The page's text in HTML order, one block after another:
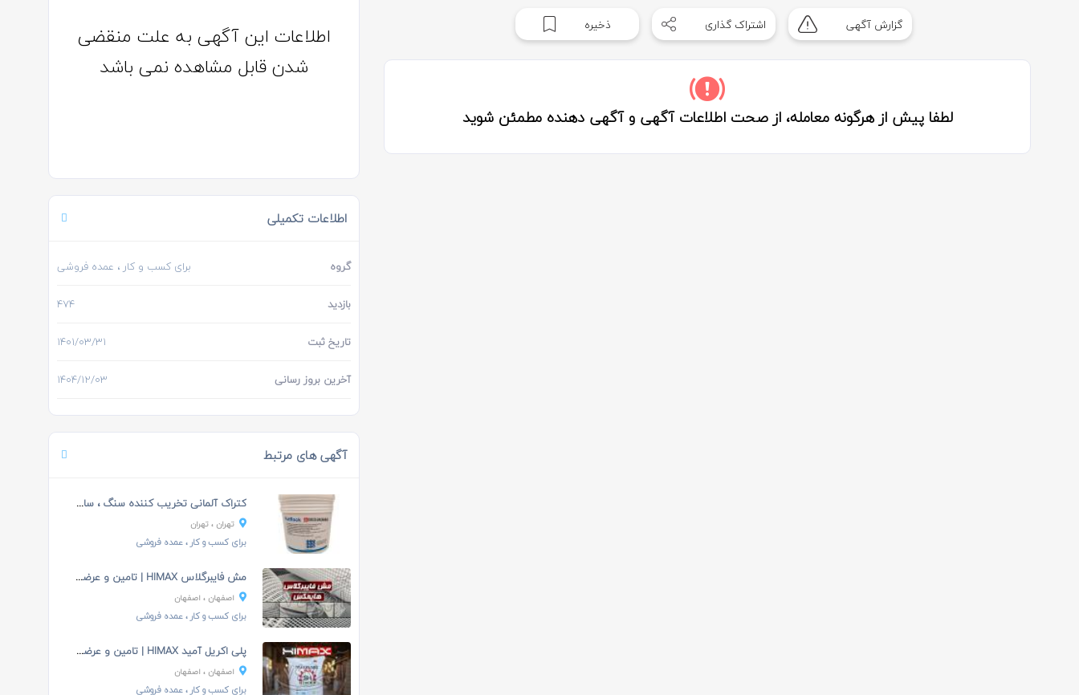
گزارش آگهی اشتراک گذاری ذخیره
لطفا پیش از هرگونه معامله، از صحت اطلاعات آگهی و آگهی دهنده مطمئن شوید
اطلاعات این آگهی به علت منقضی
شدن قابل مشاهده نمی باشد
اطلاعات تکمیلی
گروه برای کسب و کار ، عمده فروشی
بازدید 474
تاریخ ثبت 1401/03/31
آخرین بروز رسانی 1404/12/03
آگهی های مرتبط
کتراک آلمانی تخریب کننده سنگ ، ساروج ، بتن
تهران، تهران
برای کسب و کار، عمده فروشی
مش فایبرگلاس HIMAX | تامین و عرضه مستقیم
اصفهان، اصفهان
برای کسب و کار، عمده فروشی
پلی اکریل آمید HIMAX | تامین و عرضه مستقیم
اصفهان، اصفهان
برای کسب و کار، عمده فروشی